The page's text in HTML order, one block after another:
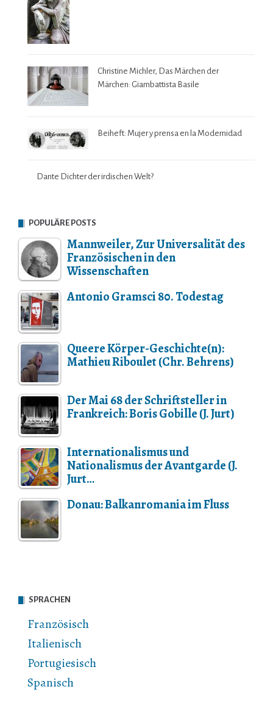
Christine Michler, Das Märchen der
Märchen: Giambattista Basile
Beiheft: Mujer y prensa en la Modernidad
Dante Dichter der irdischen Welt?
POPULÄRE POSTS
Mannweiler, Zur Universalität des
Französischen in den
Wissenschaften
Antonio Gramsci 80. Todestag
Queere Körper-Geschichte(n):
Mathieu Riboulet (Chr. Behrens)
Der Mai 68 der Schriftsteller in
Frankreich: Boris Gobille (J. Jurt)
Internationalismus und
Nationalismus der Avantgarde (J.
Jurt…
Donau: Balkanromania im Fluss
SPRACHEN
Französisch
Italienisch
Portugiesisch
Spanisch